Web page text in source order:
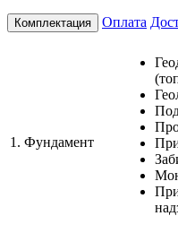
Комплектация Оплата
1. Фундамент